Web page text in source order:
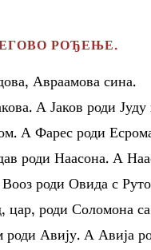
РОЂЕЊЕ.
Авраамова сина.
А Јаков роди Јуду
А Фарес роди
роди Наасона. А
роди Овида с
цар, роди Соломона
Авију. А Авија